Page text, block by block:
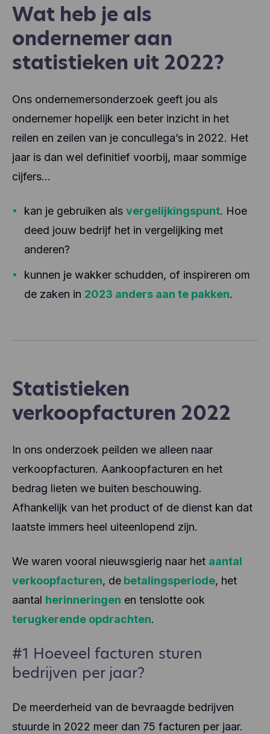
Wat heb je als
ondernemer aan
statistieken uit 2022?
Ons ondernemersonderzoek geeft jou als
ondernemer hopelijk een beter inzicht in het
reilen en zeilen van je concullega’s in 2022. Het
jaar is dan wel definitief voorbij, maar sommige
cijfers…
kan je gebruiken als vergelijkingspunt. Hoe
deed jouw bedrijf het in vergelijking met
anderen?
kunnen je wakker schudden, of inspireren om
de zaken in 2023 anders aan te pakken.
Statistieken
verkoopfacturen 2022
In ons onderzoek peilden we alleen naar
verkoopfacturen. Aankoopfacturen en het
bedrag lieten we buiten beschouwing.
Afhankelijk van het product of de dienst kan dat
laatste immers heel uiteenlopend zijn.
We waren vooral nieuwsgierig naar het aantal
verkoopfacturen, de betalingsperiode, het
aantal herinneringen en tenslotte ook
terugkerende opdrachten.
#1 Hoeveel facturen sturen
bedrijven per jaar?
De meerderheid van de bevraagde bedrijven
stuurde in 2022 meer dan 75 facturen per jaar.